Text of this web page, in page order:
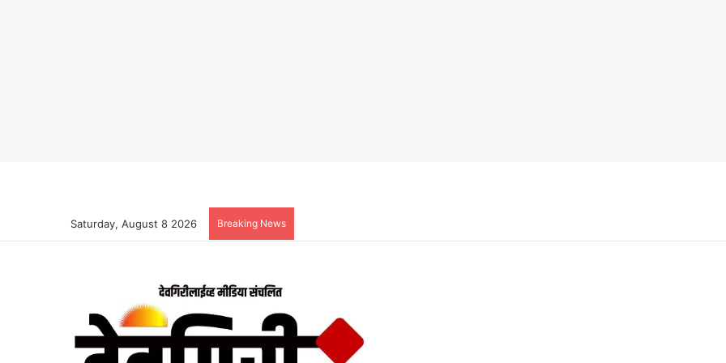
Saturday, August 8 2026 Breaking News